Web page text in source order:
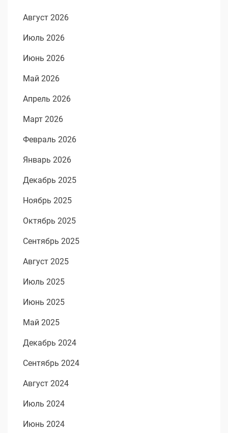
Август 2026
Июль 2026
Июнь 2026
Май 2026
Апрель 2026
Март 2026
Февраль 2026
Январь 2026
Декабрь 2025
Ноябрь 2025
Октябрь 2025
Сентябрь 2025
Август 2025
Июль 2025
Июнь 2025
Май 2025
Декабрь 2024
Сентябрь 2024
Август 2024
Июль 2024
Июнь 2024